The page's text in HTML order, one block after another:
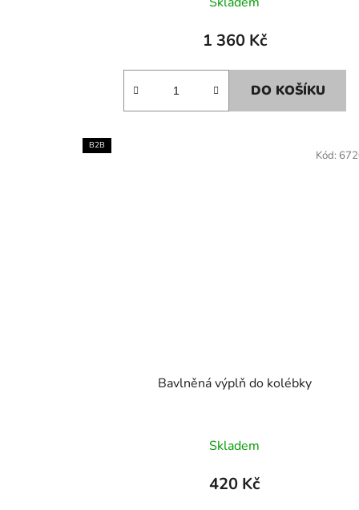
1 360 Kč
DO KOŠÍKU
B2B
Bavlněná výplň do kolébky
Skladem
420 Kč
Kód: